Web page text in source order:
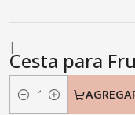
|
Cesta para
Cantidad